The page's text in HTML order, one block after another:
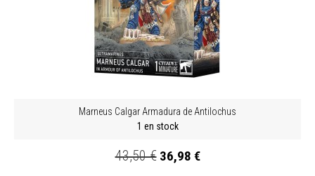
Marneus Calgar Armadura de Antilochus
1 en stock
43,50 € 36,98 €